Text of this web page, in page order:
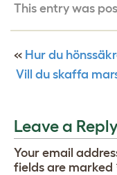
This entry was
« Hur du
Vill du skaffa
Leave a
Your email
fields are marked